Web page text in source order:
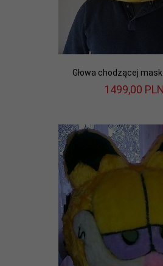
Głowa chodzącej
1499,00 PLN